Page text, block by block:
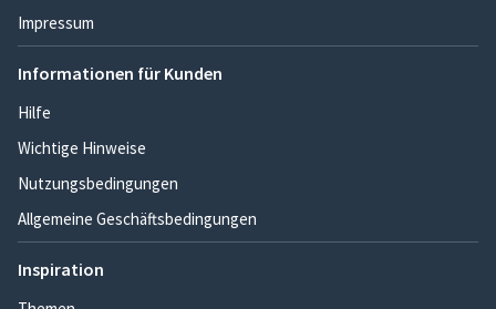
Impressum
Informationen für Kunden
Hilfe
Wichtige Hinweise
Nutzungsbedingungen
Allgemeine Geschäftsbedingungen
Inspiration